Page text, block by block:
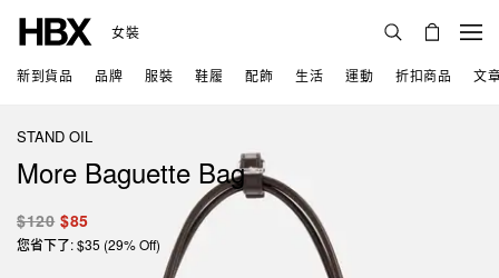
女裝
新到貨品 品牌 服裝 鞋履 配飾 生活 運動 折扣商品 文
STAND OIL
More Baguette Bag
$120 $85
您省下了: $35 (29% Off)